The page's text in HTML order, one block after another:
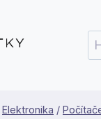
Elektronika /